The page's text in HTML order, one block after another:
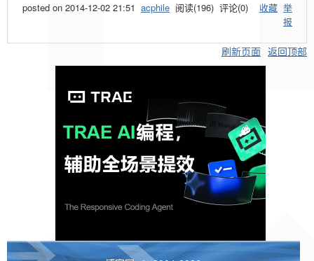
posted on 2014-12-02 21:51 acphile 阅读(196) 评论(0) 收藏 举
报
刷新页面 返回顶部